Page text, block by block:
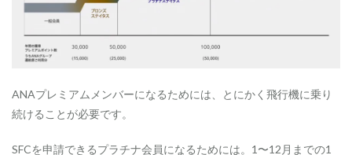
ANAプレミアムメンバーになるためには、とにかく飛行機に乗り
続けることが必要です。
SFCを申請できるプラチナ会員になるためには。1〜12月までの1